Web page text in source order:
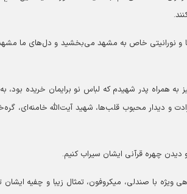
و نورانیتی خاص به مشهد می‌بخشید و دل‌های ما
به همراه پدر شهیدم که لباس نو برایمان خریده بود،
و دیدار محبوب قلب‌ها، شهید آیت‌الله خامنه‌ای،
دیدن چهره قرآنی ایشان سیراب کنیم.
با صندلی، میکروفون، تمثال زیبا و چفیه ایشان